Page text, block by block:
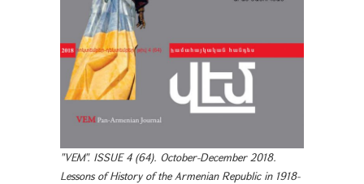
"VEM". ISSUE 4 (64). October-December 2018.
Lessons of History of the Armenian Republic in 1918-